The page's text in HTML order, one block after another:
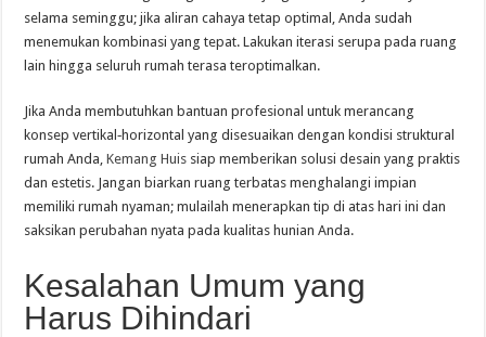
selama seminggu; jika aliran cahaya tetap optimal, Anda sudah
menemukan kombinasi yang tepat. Lakukan iterasi serupa pada ruang
lain hingga seluruh rumah terasa teroptimalkan.
Jika Anda membutuhkan bantuan profesional untuk merancang
konsep vertikal‑horizontal yang disesuaikan dengan kondisi struktural
rumah Anda,Kemang Huis siap memberikan solusi desain yang praktis
dan estetis. Jangan biarkan ruang terbatas menghalangi impian
memiliki rumah nyaman; mulailah menerapkan tip di atas hari ini dan
saksikan perubahan nyata pada kualitas hunian Anda.
Kesalahan Umum yang
Harus Dihindari